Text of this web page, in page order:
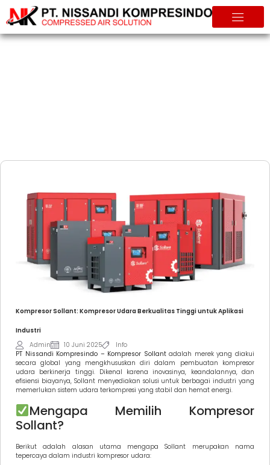
Kompresor Sollant: Kompresor Udara Berkualitas Tinggi untuk Aplikasi
Industri
Admin
10 Juni 2025
Info
PT Nissandi Kompresindo – Kompresor Sollantadalah merek yang diakui
secara global yang mengkhususkan diri dalam pembuatan kompresor
udara berkinerja tinggi. Dikenal karena inovasinya, keandalannya, dan
efisiensi biayanya, Sollant menyediakan solusi untuk berbagai industri yang
memerlukan sistem udara terkompresi yang stabil dan hemat energi.
Mengapa Memilih Kompresor
Sollant?
Berikut adalah alasan utama mengapa Sollant merupakan nama
tepercaya dalam industri kompresor udara: